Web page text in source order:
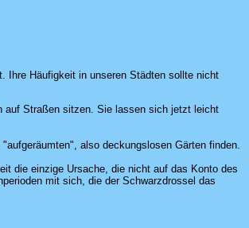
Ihre Häufigkeit in unseren Städten sollte nicht
auf Straßen sitzen. Sie lassen sich jetzt leicht
also deckungslosen Gärten finden.
die einzige Ursache, die nicht auf das Konto des
mit sich, die der Schwarzdrossel das